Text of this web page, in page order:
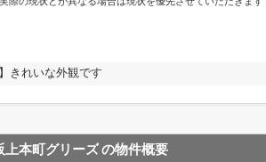
】きれいな外観です
上本町グリーズの物件概要